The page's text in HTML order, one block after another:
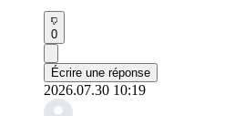
0
Écrire une réponse
2026.07.30 10:19